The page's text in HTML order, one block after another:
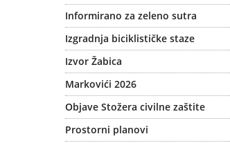
Informirano za zeleno sutra
Izgradnja biciklističke staze
Izvor Žabica
Markovići 2026
Objave Stožera civilne zaštite
Prostorni planovi